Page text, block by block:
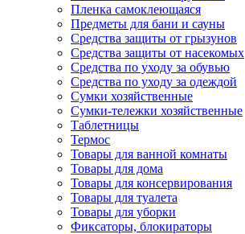
Пленка самоклеющаяся
Предметы для бани и сауны
Средства защиты от грызунов
Средства защиты от насекомых
Средства по уходу за обувью
Средства по уходу за одеждой
Сумки хозяйственные
Сумки-тележки хозяйственные
Таблетницы
Термос
Товары для ванной комнаты
Товары для дома
Товары для консервирования
Товары для туалета
Товары для уборки
Фиксаторы, блокираторы